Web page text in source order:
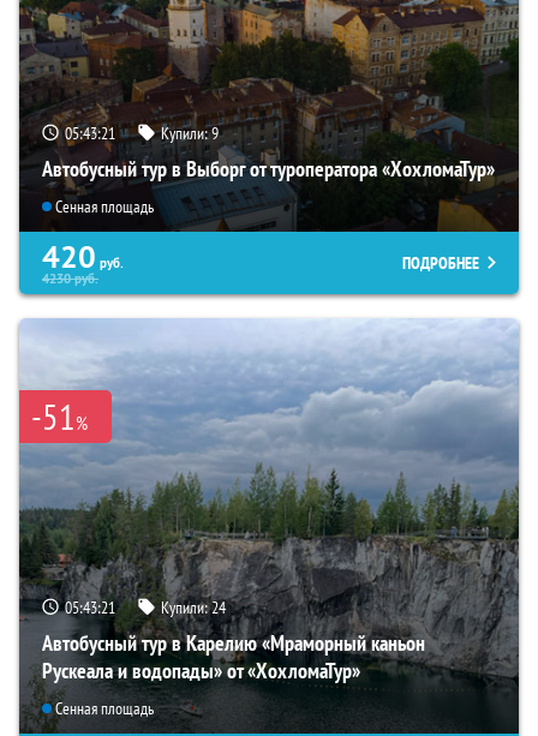
05:43:19 Купили:9
Автобусный тур в Выборг от туроператора «ХохломаТур»
Сенная площадь
420 руб.
4230руб.
ПОДРОБНЕЕ
-51%
05:43:19 Купили:24
Автобусный тур в Карелию «Мраморный каньон
Рускеала и водопады» от «ХохломаТур»
Сенная площадь